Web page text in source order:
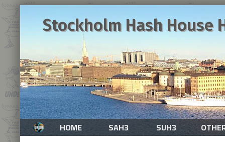
Stockholm Hash House
HOME SAH3 SUH3